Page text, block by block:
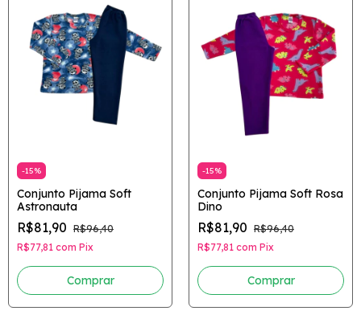
-15%
Conjunto Pijama Soft
Astronauta
R$81,90 R$96,40
R$77,81 com Pix
Comprar
-15%
Conjunto Pijama Soft Rosa
Dino
R$81,90 R$96,40
R$77,81 com Pix
Comprar